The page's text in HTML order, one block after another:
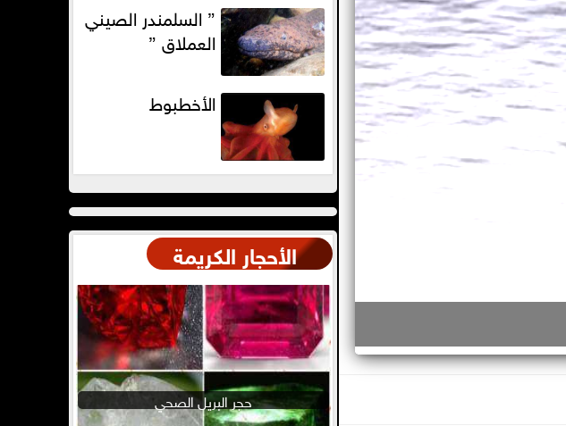
” السلمندر الصيني
العملاق ”
الأخطبوط
الأحجار الكريمة
حجر البريل الصحي